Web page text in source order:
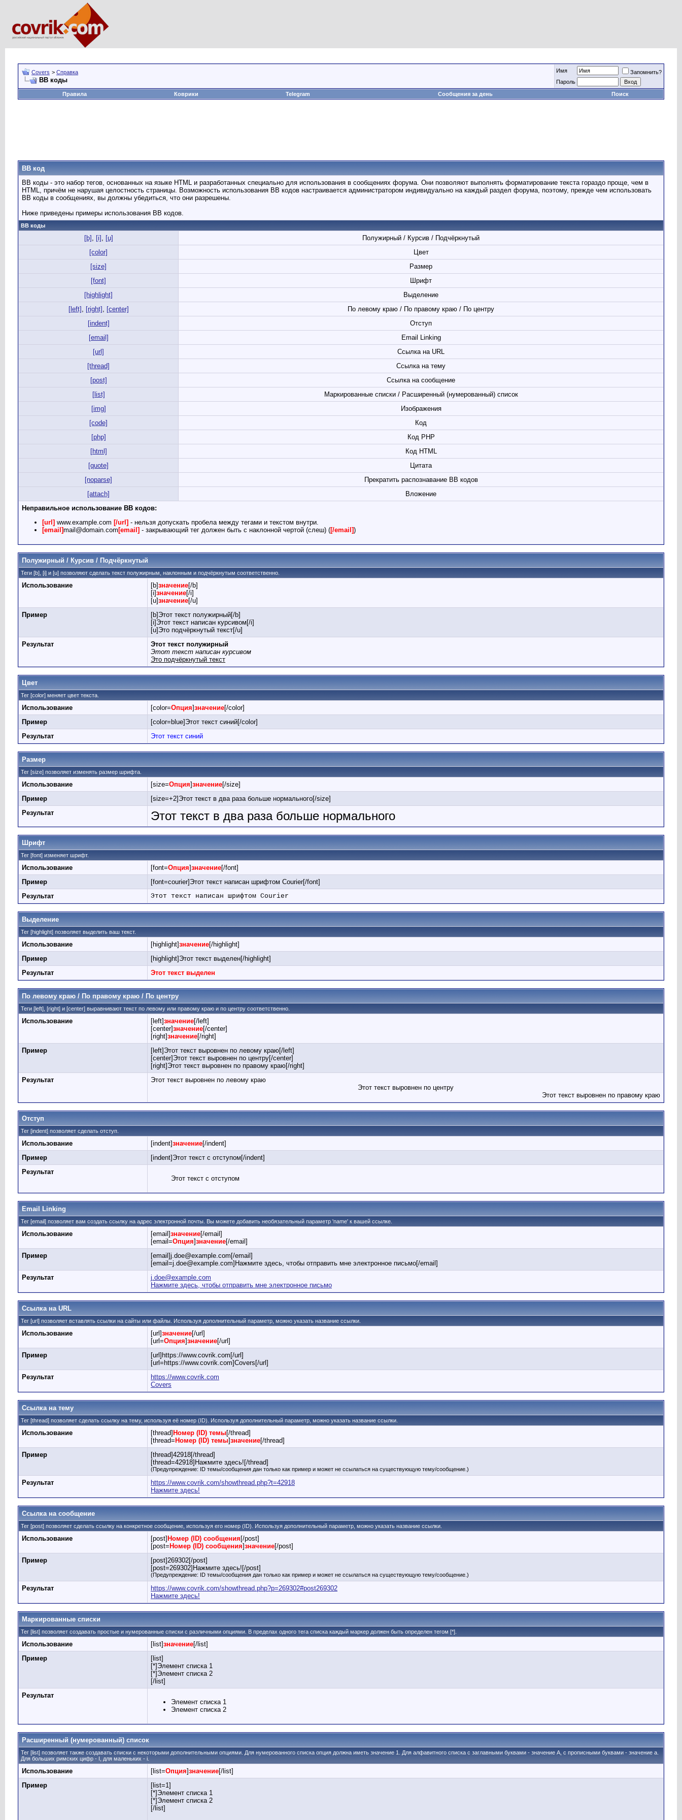
Covers > Справка
BB коды
Имя
Запомнить?
Пароль
Правила
Коврики Telegram Сообщения за день Поиск
BB код
BB коды - это набор тегов, основанных на языке HTML и разработанных специально для использования в сообщениях форума. Они позволяют выполнять форматирование текста гораздо проще, чем в
HTML, причём не нарушая целостность страницы. Возможность использования BB кодов настраивается администратором индивидуально на каждый раздел форума, поэтому, прежде чем использовать
BB коды в сообщениях, вы должны убедиться, что они разрешены.
Ниже приведены примеры использования BB кодов.
BB коды
[b] , [i] , [u]
Полужирный / Курсив / Подчёркнутый
[color]
Цвет
[size]
Размер
[font]
Шрифт
[highlight]
Выделение
[left] , [right] , [center]
По левому краю / По правому краю / По центру
[indent]
Отступ
[email]
Email Linking
[url]
Ссылка на URL
[thread]
Ссылка на тему
[post]
Ссылка на сообщение
[list]
Маркированные списки / Расширенный (нумерованный) список
[img]
Изображения
[code]
Код
[php]
Код PHP
[html]
Код HTML
[quote]
Цитата
[noparse]
Прекратить распознавание BB кодов
[attach]
Вложение
Неправильное использование BB кодов:
[url] www.example.com [/url] - нельзя допускать пробела между тегами и текстом внутри.
[email]mail@domain.com [email] - закрывающий тег должен быть с наклонной чертой (слеш) ([/email])
Полужирный / Курсив / Подчёркнутый
Теги [b], [i] и [u] позволяют сделать текст полужирным, наклонным и подчёркнутым соответственно.
Использование [b]значение[/b]
[i]значение[/i]
[u]значение[/u]
Пример
[b]Этот текст полужирный[/b]
[i]Этот текст написан курсивом[/i]
[u]Это подчёркнутый текст[/u]
Результат
Этот текст полужирный
Этот текст написан курсивом
Это подчёркнутый текст
Цвет
Тег [color] меняет цвет текста.
Использование [color=Опция]значение[/color]
Пример
[color=blue]Этот текст синий[/color]
Результат
Этот текст синий
Размер
Тег [size] позволяет изменять размер шрифта.
Использование [size=Опция]значение[/size]
Пример
[size=+2]Этот текст в два раза больше нормального[/size]
Результат
Этот текст в два раза больше нормального
Шрифт
Тег [font] изменяет шрифт.
Использование [font=Опция]значение[/font]
Пример
[font=courier]Этот текст написан шрифтом Courier[/font]
Результат
Этот текст написан шрифтом Courier
Выделение
Тег [highlight] позволяет выделить ваш текст.
Использование [highlight]значение[/highlight]
Пример
[highlight]Этот текст выделен[/highlight]
Результат
Этот текст выделен
По левому краю / По правому краю / По центру
Теги [left], [right] и [center] выравнивают текст по левому или правому краю и по центру соответственно.
Использование [left]значение[/left]
[center]значение[/center]
[right]значение[/right]
Пример
[left]Этот текст выровнен по левому краю[/left]
[center]Этот текст выровнен по центру[/center]
[right]Этот текст выровнен по правому краю[/right]
Результат
Этот текст выровнен по левому краю
Этот текст выровнен по центру
Этот текст выровнен по правому краю
Отступ
Тег [indent] позволяет сделать отступ.
Использование [indent]значение[/indent]
Пример
[indent]Этот текст с отступом[/indent]
Результат
Этот текст с отступом
Email Linking
Тег [email] позволяет вам создать ссылку на адрес электронной почты. Вы можете добавить необязательный параметр 'name' к вашей ссылке.
Использование [email]значение[/email]
[email=Опция]значение[/email]
Пример
[email]j.doe@example.com[/email]
[email=j.doe@example.com]Нажмите здесь, чтобы отправить мне электронное письмо[/email]
Результат
j.doe@example.com
Нажмите здесь, чтобы отправить мне электронное письмо
Ссылка на URL
Тег [url] позволяет вставлять ссылки на сайты или файлы. Используя дополнительный параметр, можно указать название ссылки.
Использование [url]значение[/url]
[url=Опция]значение[/url]
Пример
[url]https://www.covrik.com[/url]
[url=https://www.covrik.com]Covers[/url]
Результат
https://www.covrik.com
Covers
Ссылка на тему
Тег [thread] позволяет сделать ссылку на тему, используя её номер (ID). Используя дополнительный параметр, можно указать название ссылки.
Использование [thread] Номер (ID) темы[/thread]
[thread= Номер (ID) темы]значение[/thread]
Пример
[thread]42918[/thread]
[thread=42918]Нажмите здесь![/thread]
(Предупреждение: ID темы/сообщения дан только как пример и может не ссылаться на существующую тему/сообщение.)
Результат
https://www.covrik.com/showthread.php?t=42918
Нажмите здесь!
Ссылка на сообщение
Тег [post] позволяет сделать ссылку на конкретное сообщение, используя его номер (ID). Используя дополнительный параметр, можно указать название ссылки.
Использование [post] Номер (ID) сообщения [/post]
[post= Номер (ID) сообщения]значение[/post]
Пример
[post]269302[/post]
[post=269302]Нажмите здесь![/post]
(Предупреждение: ID темы/сообщения дан только как пример и может не ссылаться на существующую тему/сообщение.)
Результат
https://www.covrik.com/showthread.php?p=269302#post269302
Нажмите здесь!
Маркированные списки
Тег [list] позволяет создавать простые и нумерованные списки с различными опциями. В пределах одного тега списка каждый маркер должен быть определен тегом [*].
Использование [list]значение[/list]
Пример
[list]
[*]Элемент списка 1
[*]Элемент списка 2
[/list]
Результат
Элемент списка 1
Элемент списка 2
Расширенный (нумерованный) список
Тег [list] позволяет также создавать списки с некоторыми дополнительными опциями. Для нумерованного списка опция должна иметь значение 1. Для алфавитного списка с заглавными буквами - значение A, с прописными буквами - значение а.
Для больших римских цифр - I, для маленьких - i.
Использование [list=Опция]значение[/list]
Пример
[list=1]
[*]Элемент списка 1
[*]Элемент списка 2
[/list]